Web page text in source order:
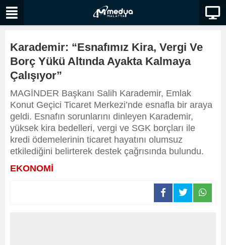
Karademir: “Esnafımız Kira, Vergi Ve
Borç Yükü Altında Ayakta Kalmaya
Çalışıyor”
MAGİNDER Başkanı Salih Karademir, Emlak
Konut Geçici Ticaret Merkezi’nde esnafla bir araya
geldi. Esnafın sorunlarını dinleyen Karademir,
yüksek kira bedelleri, vergi ve SGK borçları ile
kredi ödemelerinin ticaret hayatını olumsuz
etkilediğini belirterek destek çağrısında bulundu.
EKONOMİ